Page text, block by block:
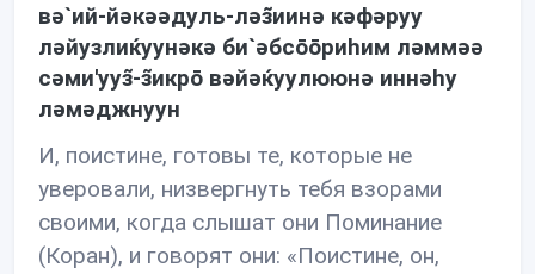
вə`ий-йəкəəдуль-лəз̃иинə кəфəруу
лəйузлиќуунəкə би`əбсōōриhим лəммəə
сəми'ууз̃-з̃икрō вəйəќуулююнə иннəhу
лəмəджнуун
И, поистине, готовы те, которые не
уверовали, низвергнуть тебя взорами
своими, когда слышат они Поминание
(Коран), и говорят они: «Поистине, он,